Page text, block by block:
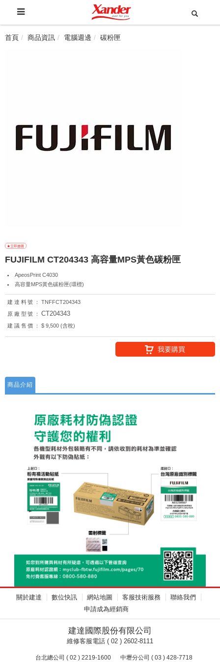
首頁 商品資訊 電腦週邊 碳粉匣
FUJIFILM CT204343 高容量MPS黃色碳粉匣
ApeosPrint C4030
高容量MPS黃色碳粉匣(環標)
建達料號：
TNFFCT204343
原廠型號：
CT204343
建議售價： $ 9,500 (含稅)
我要購買
商品介紹
關於建達 數位快訊 網站地圖 客服技術服務
聯絡我們
申請成為經銷商
建達國際股份有限公司
維修客服電話 ( 02 ) 2602-8111
台北總公司 ( 02 ) 2219-1600 中壢分公司 ( 03 ) 428-7718